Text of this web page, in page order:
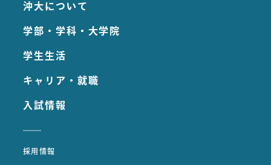
沖大について
学部・学科・大学院
学生生活
キャリア・就職
入試情報
採用情報